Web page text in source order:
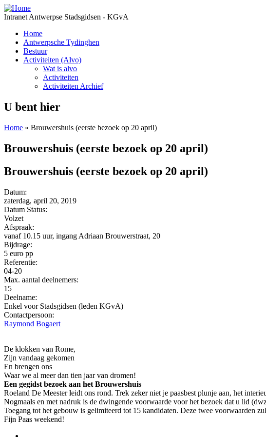
Intranet Antwerpse Stadsgidsen - KGvA
Home
Antwerpsche Tydinghen
Bestuur
Activiteiten (Alvo)
Wat is alvo
Activiteiten
Activiteiten Archief
U bent hier
Home » Brouwershuis (eerste bezoek op 20 april)
Brouwershuis (eerste bezoek op 20 april)
Brouwershuis (eerste bezoek op 20 april)
Datum:
zaterdag, april 20, 2019
Datum Status:
Volzet
Afspraak:
vanaf 10.15 uur, ingang Adriaan Brouwerstraat, 20
Bijdrage:
5 euro pp
Referentie:
04-20
Max. aantal deelnemers:
15
Deelname:
Enkel voor Stadsgidsen (leden KGvA)
Contactpersoon:
Raymond Bogaert
De klokken van Rome,
Zijn vandaag gekomen
En brengen ons
Waar we al meer dan tien jaar van dromen!
Een gegidst bezoek aan het Brouwershuis
Roeland De Meester leidt ons rond. Trek zeker niet je paasbest plunje aan, het
Nogmaals en met nadruk is de dwingende voorwaarde voor het bezoek dat u lid
Toegang tot het gebouw is gelimiteerd tot 15 kandidaten. Deze twee voorwaarden
Fijn Paas weekend!